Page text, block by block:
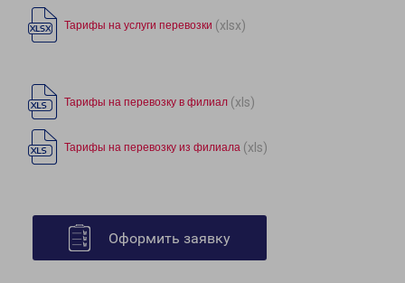
Тарифы на услуги перевозки (xlsx)
Тарифы на перевозку в филиал (xls)
Тарифы на перевозку из филиала (xls)
Оформить заявку